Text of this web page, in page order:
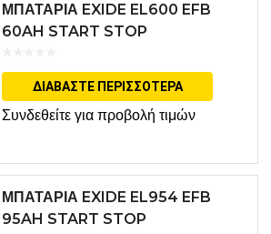
ΜΠΑΤΑΡΙΑ EXIDE EL600 EFB
60AH START STOP
ΔΙΑΒΆΣΤΕ ΠΕΡΙΣΣΌΤΕΡΑ
Συνδεθείτε για προβολή τιμών
ΜΠΑΤΑΡΙΑ EXIDE EL954 EFB
95AH START STOP